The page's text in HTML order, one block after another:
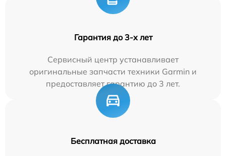
Гарантия до 3-х лет
Сервисный центр устанавливает
оригинальные запчасти техники Garmin и
предоставляет гарантию до 3 лет.
Бесплатная доставка